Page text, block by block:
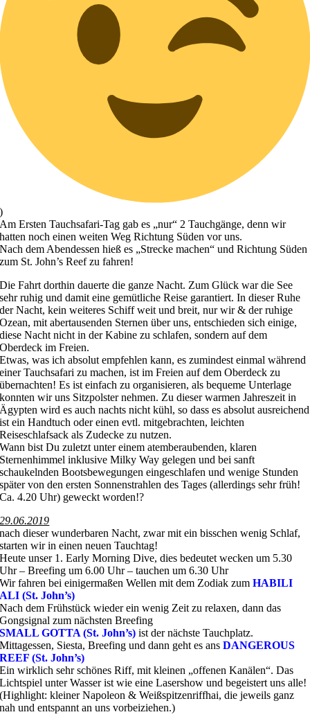
)
Am Ersten Tauchsafari-Tag gab es „nur“ 2 Tauchgänge, denn wir
hatten noch einen weiten Weg Richtung Süden vor uns.
Nach dem Abendessen hieß es „Strecke machen“ und Richtung Süden
zum St. John’s Reef zu fahren!
Die Fahrt dorthin dauerte die ganze Nacht. Zum Glück war die See
sehr ruhig und damit eine gemütliche Reise garantiert. In dieser Ruhe
der Nacht, kein weiteres Schiff weit und breit, nur wir & der ruhige
Ozean, mit abertausenden Sternen über uns, entschieden sich einige,
diese Nacht nicht in der Kabine zu schlafen, sondern auf dem
Oberdeck im Freien.
Etwas, was ich absolut empfehlen kann, es zumindest einmal während
einer Tauchsafari zu machen, ist im Freien auf dem Oberdeck zu
übernachten! Es ist einfach zu organisieren, als bequeme Unterlage
konnten wir uns Sitzpolster nehmen. Zu dieser warmen Jahreszeit in
Ägypten wird es auch nachts nicht kühl, so dass es absolut ausreichend
ist ein Handtuch oder einen evtl. mitgebrachten, leichten
Reiseschlafsack als Zudecke zu nutzen.
Wann bist Du zuletzt unter einem atemberaubenden, klaren
Sternenhimmel inklusive Milky Way gelegen und bei sanft
schaukelnden Bootsbewegungen eingeschlafen und wenige Stunden
später von den ersten Sonnenstrahlen des Tages (allerdings sehr früh!
Ca. 4.20 Uhr) geweckt worden!?
29.06.2019
nach dieser wunderbaren Nacht, zwar mit ein bisschen wenig Schlaf,
starten wir in einen neuen Tauchtag!
Heute unser 1. Early Morning Dive, dies bedeutet wecken um 5.30
Uhr – Breefing um 6.00 Uhr – tauchen um 6.30 Uhr
Wir fahren bei einigermaßen Wellen mit dem Zodiak zumHABILI
ALI (St. John’s)
Nach dem Frühstück wieder ein wenig Zeit zu relaxen, dann das
Gongsignal zum nächsten Breefing
SMALL GOTTA (St. John’s) ist der nächste Tauchplatz.
Mittagessen, Siesta, Breefing und dann geht es ansDANGEROUS
REEF (St. John’s)
Ein wirklich sehr schönes Riff, mit kleinen „offenen Kanälen“. Das
Lichtspiel unter Wasser ist wie eine Lasershow und begeistert uns alle!
(Highlight: kleiner Napoleon & Weißspitzenriffhai, die jeweils ganz
nah und entspannt an uns vorbeiziehen.)